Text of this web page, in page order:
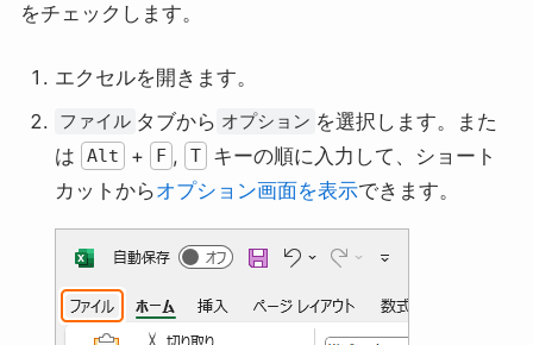
をチェックします。
エクセルを開きます。
ファイル タブから オプション を選択します。また
は
Alt + F , T
キーの順に入力して、ショート
カットからオプション画面を表示できます。